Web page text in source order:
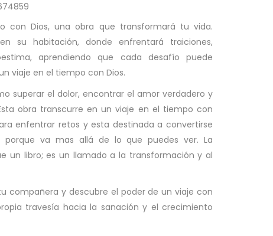
con Dios, una obra que transformará tu vida.
su habitación, donde enfrentará traiciones,
aprendiendo que cada desafío puede
viaje en el tiempo con Dios.
superar el dolor, encontrar el amor verdadero y
obra transcurre en un viaje en el tiempo con
enfentrar retos y esta destinada a convertirse
va mas allá de lo que puedes ver. La
un libro; es un llamado a la transformación y al
compañera y descubre el poder de un viaje con
travesía hacia la sanación y el crecimiento